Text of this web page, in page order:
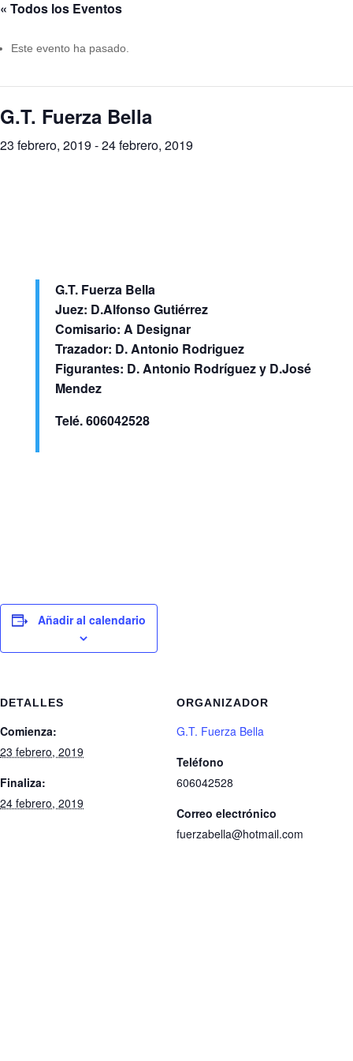
« Todos los Eventos
Este evento ha pasado.
G.T. Fuerza Bella
23 febrero, 2019 -24 febrero, 2019
G.T. Fuerza Bella
Juez: D.Alfonso Gutiérrez
Comisario: A Designar
Trazador: D. Antonio Rodriguez
Figurantes: D. Antonio Rodríguez y D.José
Mendez
Telé. 606042528
Añadir al calendario
DETALLES
Comienza:
23 febrero, 2019
Finaliza:
24 febrero, 2019
ORGANIZADOR
G.T. Fuerza Bella
Teléfono
606042528
Correo electrónico
fuerzabella@hotmail.com